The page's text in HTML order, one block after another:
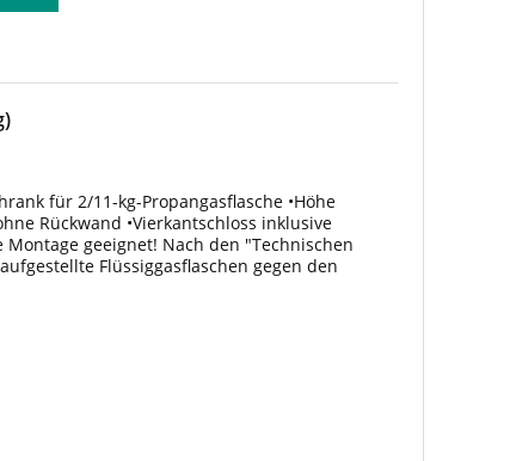
für 2/11-kg-Propangasflasche •Höhe
Rückwand •Vierkantschloss inklusive
geeignet! Nach den "Technischen
Flüssiggasflaschen gegen den
Sonneneinstrahlung geschützt...